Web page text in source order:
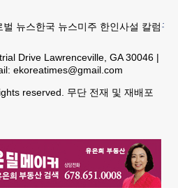
벌 뉴스한국 뉴스미주 한인사설 칼럼구
Drive Lawrenceville, GA 30046 |
ekoreatimes@gmail.com
reserved. 무단 전재 및 재배포